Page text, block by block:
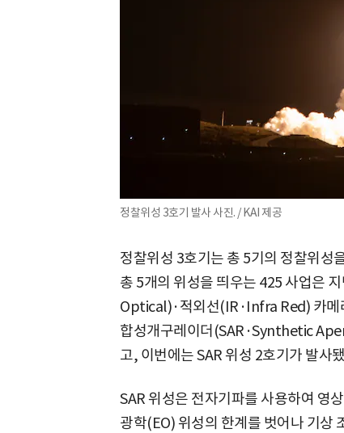
정찰위성 3호기 발사 사진. / KAI 제공
정찰위성 3호기는 총 5기의 정찰위성
총 5개의 위성을 띄우는 425 사업은
Optical)·적외선(IR·Infra Red) 카메
합성개구레이더(SAR·Synthetic
고, 이번에는 SAR 위성 2호기가 발사
SAR 위성은 전자기파를 사용하여 영
광학(EO) 위성의 한계를 벗어나 기상